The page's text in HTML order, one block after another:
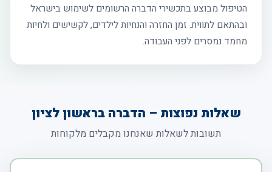
הטיפול מבוצע בתכשירי הדברה הרשומים לשימוש בישראל
ובהתאם לתווית. זמן החזרה והנחיות לילדים, לקשישים ולחיות
מחמד נמסרים לפני העבודה.
שאלות נפוצות – הדברה בראשון לציון
תשובות לשאלות שאנחנו מקבלים מלקוחות